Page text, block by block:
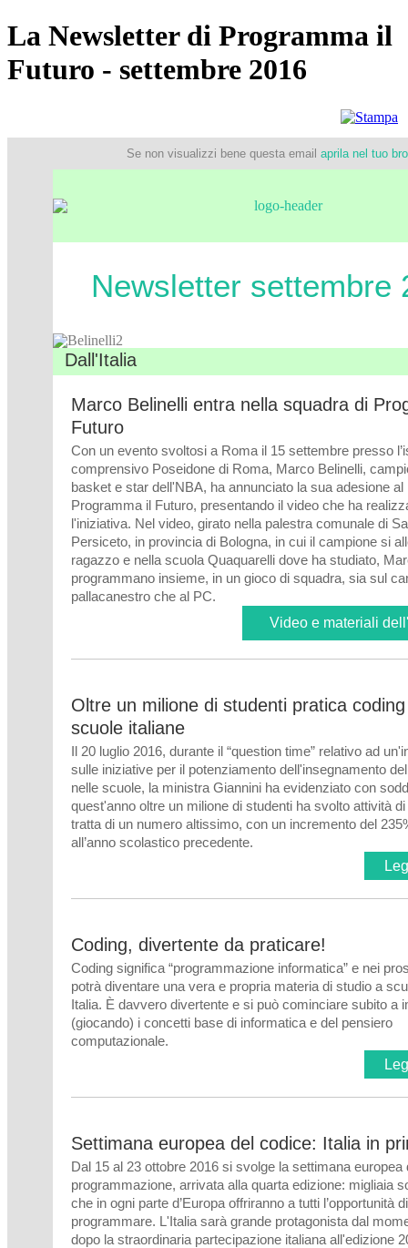
La Newsletter di Programma il
Futuro - settembre 2016
Se non visualizzi bene questa email aprila nel tuo
Newsletter settembre
Dall'Italia
Marco Belinelli entra nella squadra di
Futuro
Con un evento svoltosi a Roma il 15 settembre presso
comprensivo Poseidone di Roma, Marco Belinelli,
basket e star dell'NBA, ha annunciato la sua adesione al
Programma il Futuro, presentando il video che ha
l'iniziativa. Nel video, girato nella palestra comunale di
Persiceto, in provincia di Bologna, in cui il campione si
ragazzo e nella scuola Quaquarelli dove ha studiato,
programmano insieme, in un gioco di squadra, sia sul
pallacanestro che al PC.
Video e materiali
Oltre un milione di studenti pratica
scuole italiane
Il 20 luglio 2016, durante il “question time” relativo ad
sulle iniziative per il potenziamento dell'insegnamento
nelle scuole, la ministra Giannini ha evidenziato con
quest'anno oltre un milione di studenti ha svolto attività
tratta di un numero altissimo, con un incremento del
all’anno scolastico precedente.
Coding, divertente da praticare!
Coding significa “programmazione informatica” e nei
potrà diventare una vera e propria materia di studio a
Italia. È davvero divertente e si può cominciare subito a
(giocando) i concetti base di informatica e del pensiero
computazionale.
Settimana europea del codice: Italia in
Dal 15 al 23 ottobre 2016 si svolge la settimana europea
programmazione, arrivata alla quarta edizione: migliaia
che in ogni parte d’Europa offriranno a tutti l’opportunità
programmare. L'Italia sarà grande protagonista dal
dopo la straordinaria partecipazione italiana all'edizione